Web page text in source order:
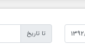
تا تاریخ